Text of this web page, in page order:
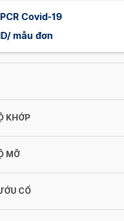
Covid-19
mẫu đơn
KHỚP
MỠ
CỔ